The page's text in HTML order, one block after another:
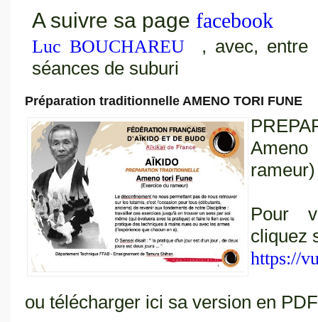
A suivre sa page facebook
Luc BOUCHAREU
, avec,
séances de suburi
Préparation traditionnelle AMENO TORI FUNE
rameur)
Pour
cliquez
https://
ou télécharger ici sa version en PDF